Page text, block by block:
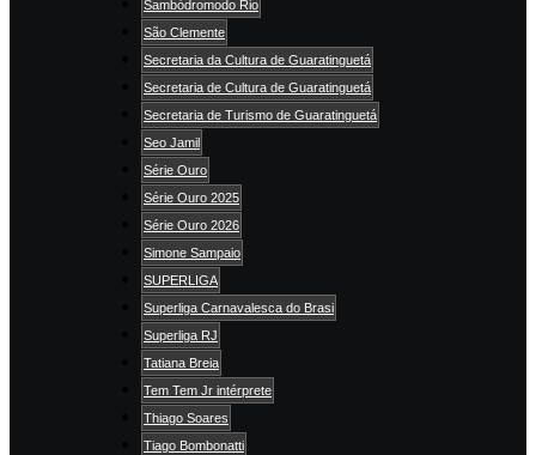
Sambódromodo Rio
São Clemente
Secretaria da Cultura de Guaratinguetá
Secretaria de Cultura de Guaratinguetá
Secretaria de Turismo de Guaratinguetá
Seo Jamil
Série Ouro
Série Ouro 2025
Série Ouro 2026
Simone Sampaio
SUPERLIGA
Superliga Carnavalesca do Brasi
Superliga RJ
Tatiana Breia
Tem Tem Jr intérprete
Thiago Soares
Tiago Bombonatti